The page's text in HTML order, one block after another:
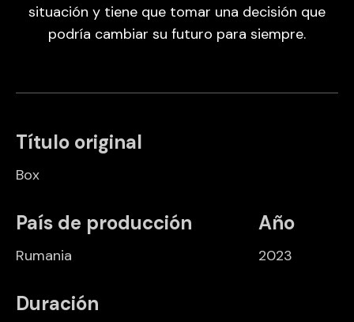
situación y tiene que tomar una decisión que
podría cambiar su futuro para siempre.
Título original
Box
País de producción
Rumania
Año
2023
Duración